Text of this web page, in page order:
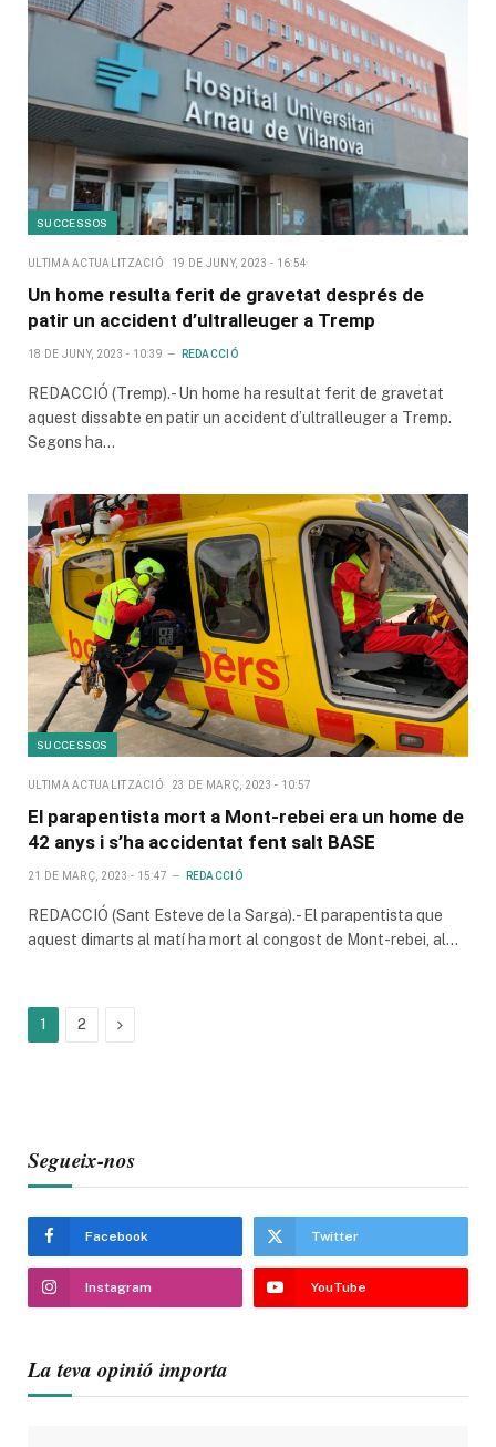
SUCCESSOS
ULTIMA ACTUALITZACIÓ 19 DE JUNY, 2023 - 16:54
Un home resulta ferit de gravetat després de
patir un accident d’ultralleuger a Tremp
18 DE JUNY, 2023 - 10:39 REDACCIÓ
REDACCIÓ (Tremp).- Un home ha resultat ferit de gravetat
aquest dissabte en patir un accident d’ultralleuger a Tremp.
Segons ha…
SUCCESSOS
ULTIMA ACTUALITZACIÓ 23 DE MARÇ, 2023 - 10:57
El parapentista mort a Mont-rebei era un home de
42 anys i s’ha accidentat fent salt BASE
21 DE MARÇ, 2023 - 15:47 REDACCIÓ
REDACCIÓ (Sant Esteve de la Sarga).- El parapentista que
aquest dimarts al matí ha mort al congost de Mont-rebei, al…
1 2 Next
Segueix-nos
Facebook Twitter
Instagram YouTube
La teva opinió importa